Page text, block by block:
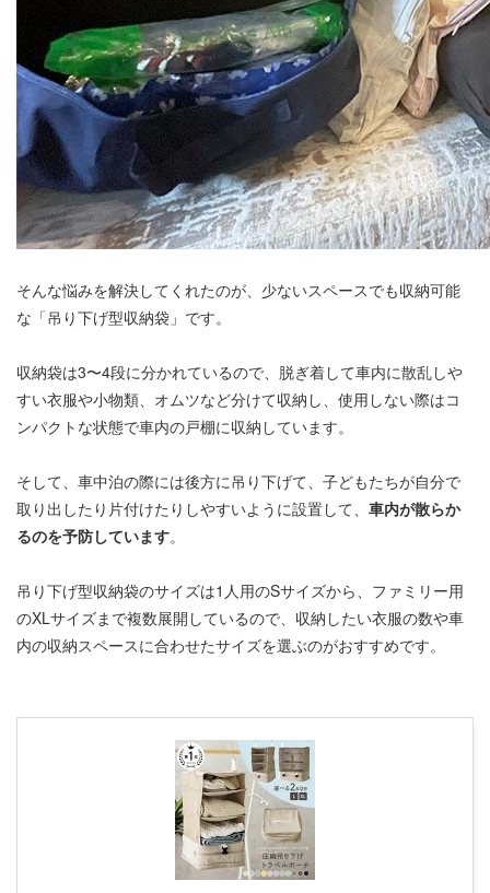
そんな悩みを解決してくれたのが、少ないスペースでも収納可能
な「吊り下げ型収納袋」です。
収納袋は3〜4段に分かれているので、脱ぎ着して車内に散乱しや
すい衣服や小物類、オムツなど分けて収納し、使用しない際はコ
ンパクトな状態で車内の戸棚に収納しています。
そして、車中泊の際には後方に吊り下げて、子どもたちが自分で
取り出したり片付けたりしやすいように設置して、 車内が散らか
るのを予防しています。
吊り下げ型収納袋のサイズは1人用のSサイズから、ファミリー用
のXLサイズまで複数展開しているので、収納したい衣服の数や車
内の収納スペースに合わせたサイズを選ぶのがおすすめです。